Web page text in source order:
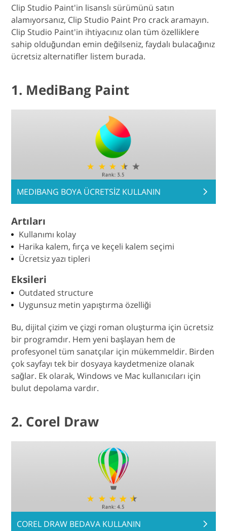
Clip Studio Paint'in lisanslı sürümünü satın
alamıyorsanız, Clip Studio Paint Pro crack aramayın.
Clip Studio Paint'in ihtiyacınız olan tüm özelliklere
sahip olduğundan emin değilseniz, faydalı bulacağınız
ücretsiz alternatifler listem burada.
1. MediBang Paint
MEDIBANG BOYA ÜCRETSİZ KULLANIN
Artıları
Kullanımı kolay
Harika kalem, fırça ve keçeli kalem seçimi
Ücretsiz yazı tipleri
Eksileri
Outdated structure
Uygunsuz metin yapıştırma özelliği
Bu, dijital çizim ve çizgi roman oluşturma için ücretsiz
bir programdır. Hem yeni başlayan hem de
profesyonel tüm sanatçılar için mükemmeldir. Birden
çok sayfayı tek bir dosyaya kaydetmenize olanak
sağlar. Ek olarak, Windows ve Mac kullanıcıları için
bulut depolama vardır.
2. Corel Draw
COREL DRAW BEDAVA KULLANIN